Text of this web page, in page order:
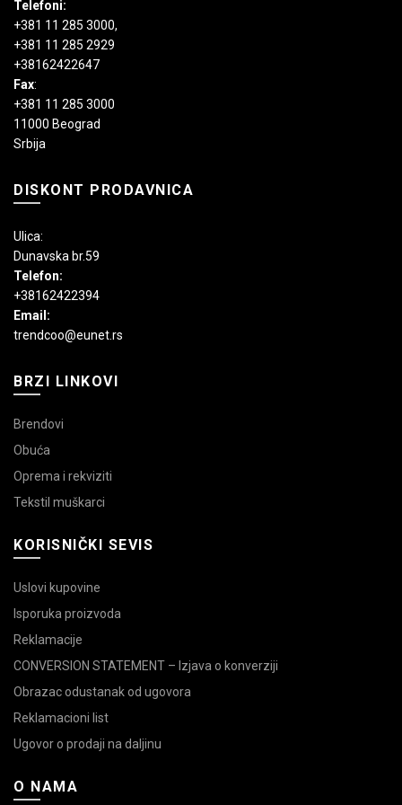
Telefoni:
+381 11 285 3000,
+381 11 285 2929
+38162422647
Fax:
+381 11 285 3000
11000 Beograd
Srbija
DISKONT PRODAVNICA
Ulica:
Dunavska br.59
Telefon:
+38162422394
Email:
trendcoo@eunet.rs
BRZI LINKOVI
Brendovi
Obuća
Oprema i rekviziti
Tekstil muškarci
KORISNIČKI SEVIS
Uslovi kupovine
Isporuka proizvoda
Reklamacije
CONVERSION STATEMENT – Izjava o konverziji
Obrazac odustanak od ugovora
Reklamacioni list
Ugovor o prodaji na daljinu
O NAMA